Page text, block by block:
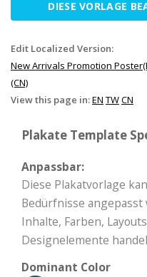
DIESE VORLAGE
Edit Localized Version:
New Arrivals Promotion
(CN)
View this page in:EN TWCN
Plakate Template
Anpassbar:
Diese Plakatvorlage
Bedürfnisse angepasst
Inhalte, Farben,
Designelemente
Dominant Color